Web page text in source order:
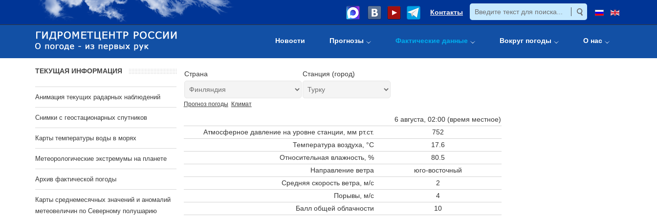
Контакты
Новости Прогнозы Фактические данные Вокруг погоды О нас
Страна Станция (город)
Прогноз погоды Климат
6 августа, 02:00 (время местное)
Атмосферное давление на уровне станции, мм рт.ст.
752
Температура воздуха, °C
17.6
Относительная влажность, %
80.5
Направление ветра
юго-восточный
Средняя скорость ветра, м/с
2
Порывы, м/с
4
Балл общей облачности
10
ТЕКУЩАЯ ИНФОРМАЦИЯ
Анимация текущих радарных наблюдений
Cнимки с геостационарных спутников
Карты температуры воды в морях
Метеорологические экстремумы на планете
Архив фактической погоды
Карты среднемесячных значений и аномалий
метеовеличин по Северному полушарию